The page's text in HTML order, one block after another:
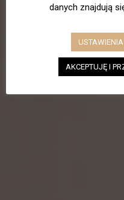
danych znajdują
AKCEPTUJĘ I